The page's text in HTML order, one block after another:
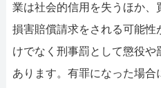
業は社会的信用を失うほか、
損害賠償請求をされる可能性
けでなく刑事罰として懲役
あります。有罪になった場合